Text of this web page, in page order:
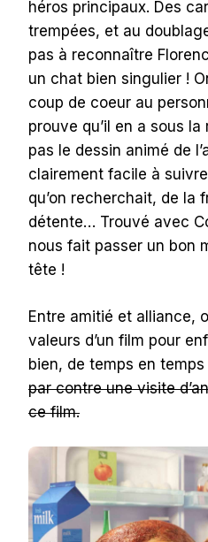
héros principaux. Des
trempées, et au
pas à reconnaître
un chat bien singulier !
coup de coeur au
prouve qu’il en a sous
pas le dessin animé de
clairement facile à
qu’on recherchait, de la
détente… Trouvé avec
nous fait passer un bon
tête !
Entre amitié et alliance,
valeurs d’un film pour
bien, de temps en temps
par contre une visite
ce film.